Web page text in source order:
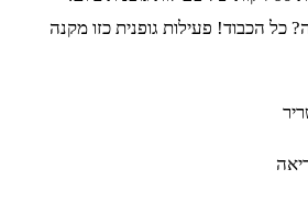
הכבוד! פעילות גופנית כזו מקנה